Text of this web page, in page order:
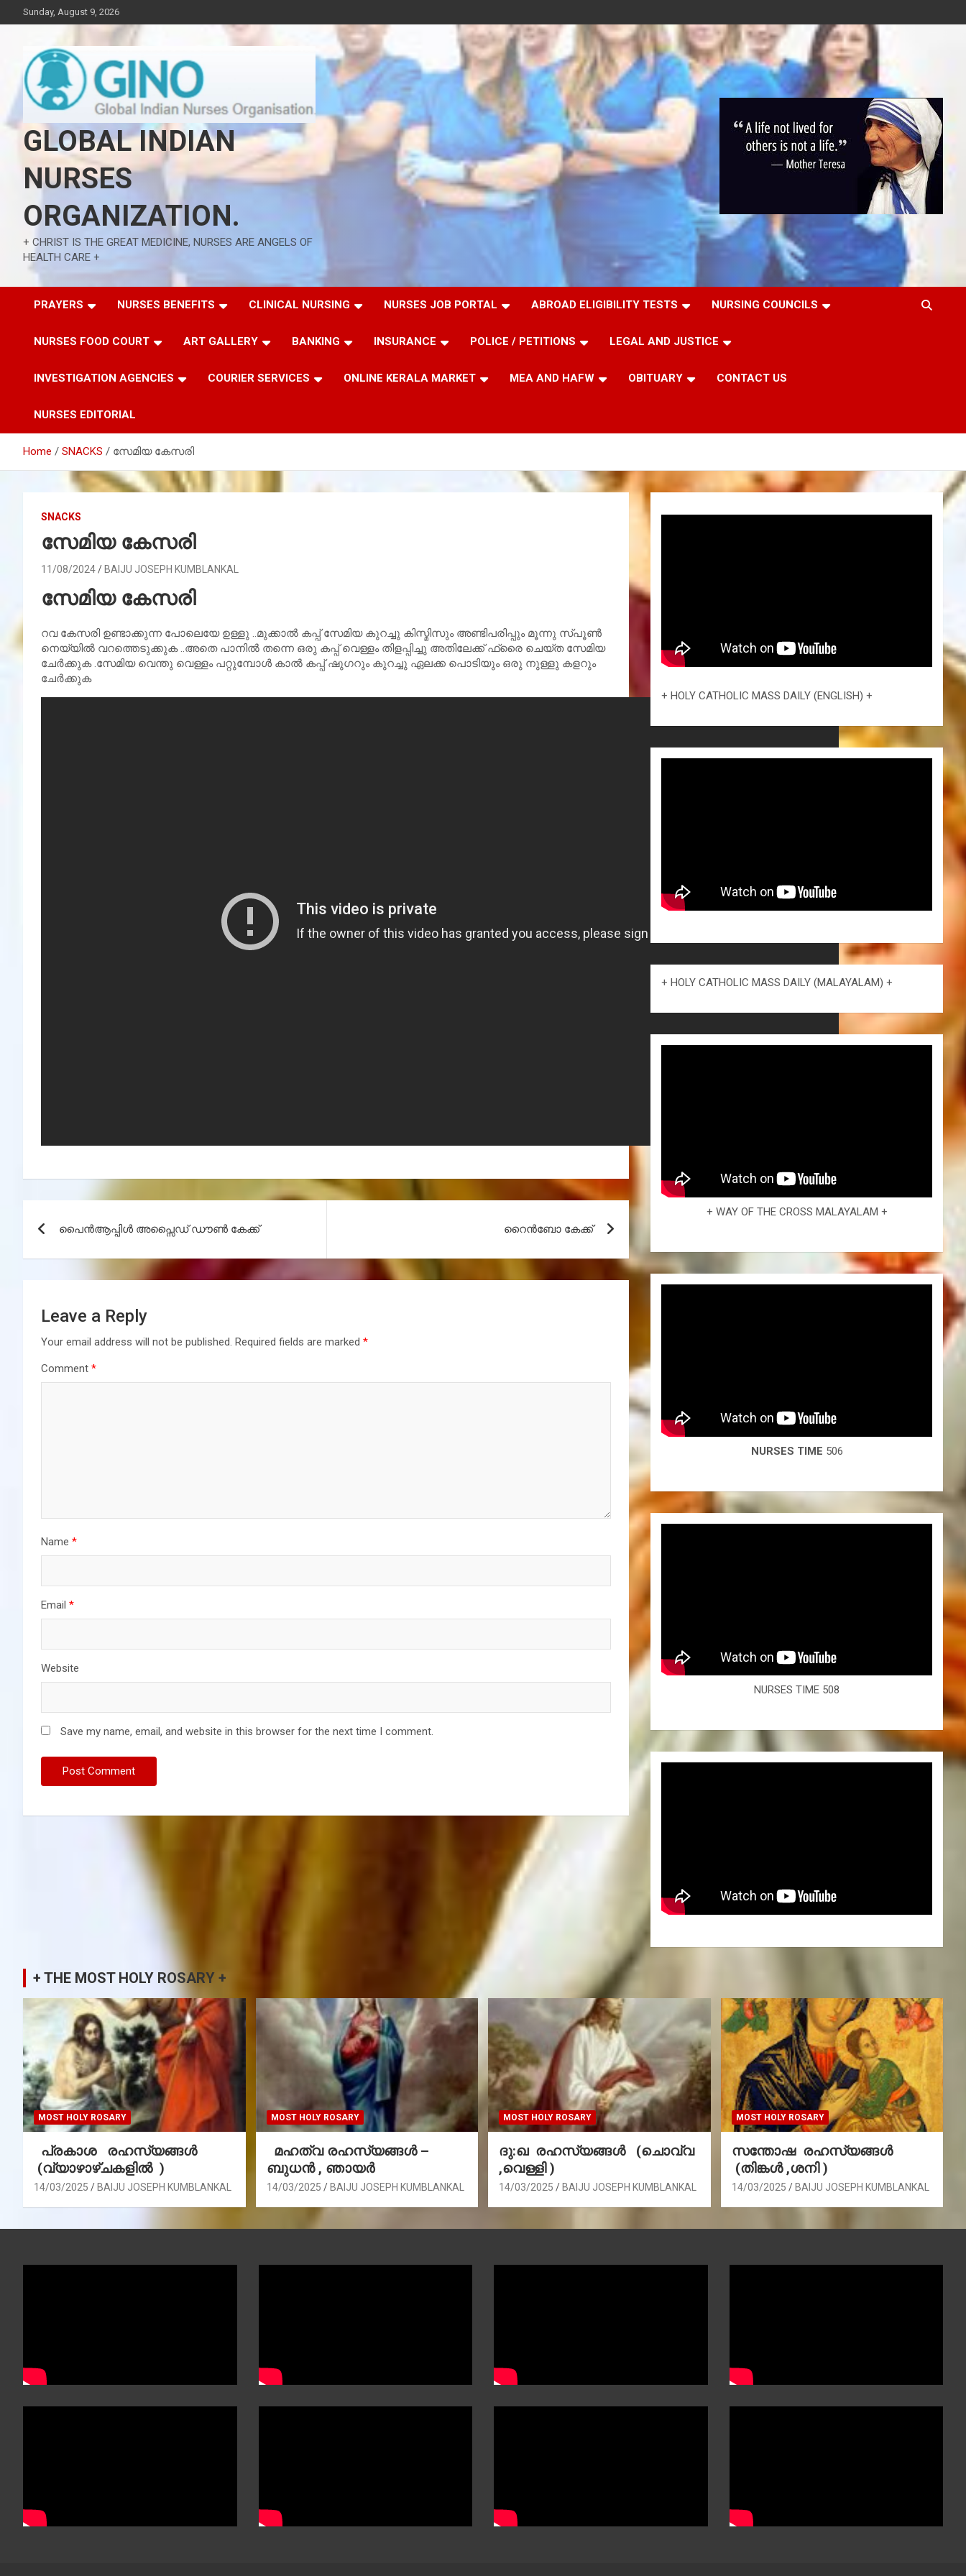
to
Sunday, August 9, 2026
GLOBAL INDIAN
NURSES
ORGANIZATION.
+ CHRIST IS THE GREAT MEDICINE, NURSES ARE ANGELS OF
HEALTH CARE +
PRAYERS NURSES BENEFITS CLINICAL NURSING NURSES JOB PORTAL ABROAD ELIGIBILITY TESTS NURSING COUNCILS
NURSES FOOD COURT ART GALLERY BANKING INSURANCE POLICE / PETITIONS LEGAL AND JUSTICE
INVESTIGATION AGENCIES COURIER SERVICES ONLINE KERALA MARKET MEA AND HAFW OBITUARY CONTACT US
NURSES EDITORIAL
Home SNACKS സേമിയ കേസരി
SNACKS
സേമിയ കേസരി
11/08/2024 BAIJU JOSEPH KUMBLANKAL
സേമിയ കേസരി
റവ കേസരി ഉണ്ടാക്കുന്ന പോലെയേ ഉള്ളു ..മുക്കാൽ കപ്പ് സേമിയ കുറച്ചു കിസ്മിസും അണ്ടിപരിപ്പും മൂന്നു സ്പൂൺ
നെയ്യിൽ വറത്തെടുക്കുക ..അതെ പാനിൽ തന്നെ ഒരു കപ്പ് വെള്ളം തിളപ്പിച്ചു അതിലേക്ക് ഫ്രൈ ചെയ്ത സേമിയ
ചേർക്കുക .സേമിയ വെന്തു വെള്ളം പറ്റുമ്പോൾ കാൽ കപ്പ് ഷുഗറും കുറച്ചു ഏലക്ക പൊടിയും ഒരു നുള്ളു കളറും
ചേർക്കുക
navigation
പൈൻആപ്പിൾ അപ്സൈഡ് ഡൗൺ കേക്ക് റൈൻബോ കേക്ക്
Leave a Reply
Your email address will not be published. Required fields are marked *
Comment *
Name *
Email *
Website
Save my name, email, and website in this browser for the next time I comment.
+ HOLY CATHOLIC MASS DAILY (ENGLISH) +
+ HOLY CATHOLIC MASS DAILY (MALAYALAM) +
+ WAY OF THE CROSS MALAYALAM +
NURSES TIME 506
NURSES TIME 508
+ THE MOST HOLY ROSARY +
MOST HOLY ROSARY
പ്രകാശ രഹസ്യങ്ങൾ
(വ്യാഴാഴ്ചകളിൽ )
14/03/2025 BAIJU JOSEPH KUMBLANKAL
MOST HOLY ROSARY
മഹത്വ രഹസ്യങ്ങള്‍ –
ബുധൻ , ഞായർ
14/03/2025 BAIJU JOSEPH KUMBLANKAL
MOST HOLY ROSARY
ദു:ഖ രഹസ്യങ്ങൾ (ചൊവ്വ
,വെള്ളി )
14/03/2025 BAIJU JOSEPH KUMBLANKAL
MOST HOLY ROSARY
സന്തോഷ രഹസ്യങ്ങൾ
(തിങ്കൾ ,ശനി )
14/03/2025 BAIJU JOSEPH KUMBLANKAL